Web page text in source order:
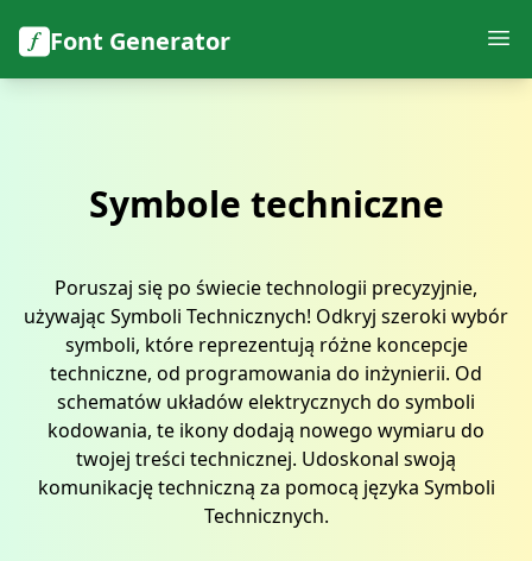
Font Generator
Symbole techniczne
Poruszaj się po świecie technologii precyzyjnie,
używając Symboli Technicznych! Odkryj szeroki wybór
symboli, które reprezentują różne koncepcje
techniczne, od programowania do inżynierii. Od
schematów układów elektrycznych do symboli
kodowania, te ikony dodają nowego wymiaru do
twojej treści technicznej. Udoskonal swoją
komunikację techniczną za pomocą języka Symboli
Technicznych.